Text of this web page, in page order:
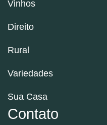
Vinhos
Direito
Rural
Variedades
Sua Casa
Contato